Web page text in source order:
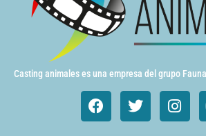
Casting animales es una empresa del grupo